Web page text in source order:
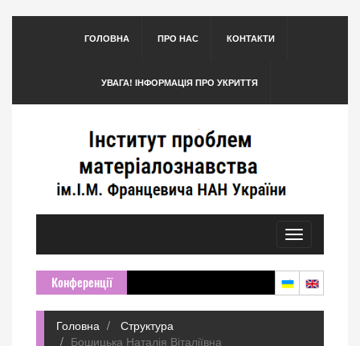
ГОЛОВНА ПРО НАС КОНТАКТИ
УВАГА! ІНФОРМАЦІЯ ПРО УКРИТТЯ
Toggle
navigation
Конференції
Головна
Структура
Бошицька Наталія Віталіївна